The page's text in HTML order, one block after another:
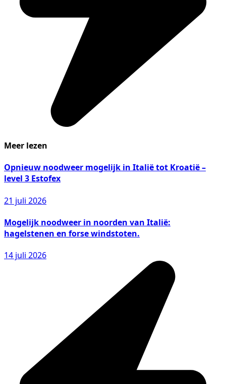
Meer lezen
Opnieuw noodweer mogelijk in Italië tot Kroatië –
level 3 Estofex
21 juli 2026
Mogelijk noodweer in noorden van Italië:
hagelstenen en forse windstoten.
14 juli 2026